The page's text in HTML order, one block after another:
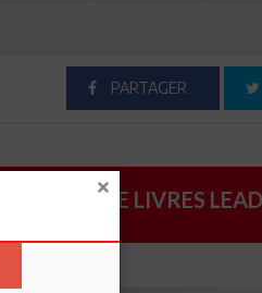
PARTAGER
CATALOGUE LIVRES